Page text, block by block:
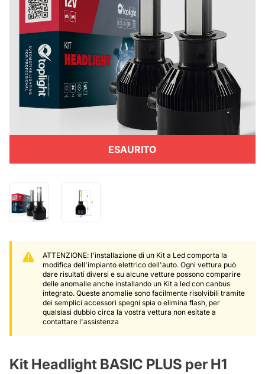
ESAURITO
ATTENZIONE: l'installazione di un Kit a Led comporta la
modifica dell'impianto elettrico dell'auto. Ogni vettura può
dare risultati diversi e su alcune vetture possono comparire
delle anomalie anche installando un Kit a led con canbus
integrato. Queste anomalie sono facilmente risolvibili tramite
dei semplici accessori spegni spia o elimina flash, per
qualsiasi dubbio circa la vostra vettura non esitate a
contattare l'assistenza
Kit Headlight BASIC PLUS per H1